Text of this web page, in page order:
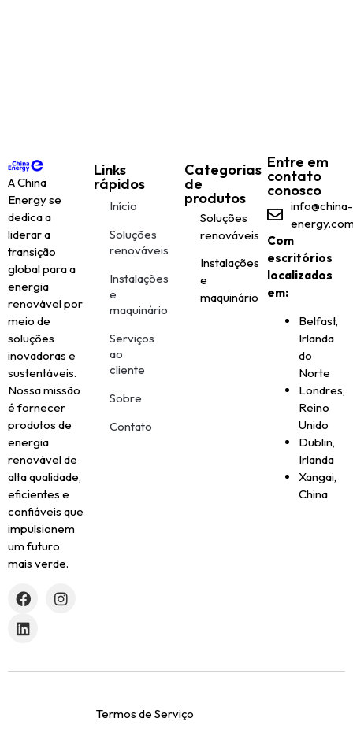
A China
Energy se
dedica a
liderar a
transição
global para a
energia
renovável por
meio de
soluções
inovadoras e
sustentáveis.
Nossa missão
é fornecer
produtos de
energia
renovável de
alta qualidade,
eficientes e
confiáveis que
impulsionem
um futuro
mais verde.
Links
rápidos
Início
Soluções
renováveis
Instalações
e
maquinário
Serviços
ao
cliente
Sobre
Contato
Categorias
de
produtos
Soluções
renováveis
Instalações
e
maquinário
Entre em
contato
conosco
info@china-
Com
escritórios
localizados
em:
Belfast,
Irlanda
do
Norte
Londres,
Reino
Unido
Dublin,
Irlanda
Xangai,
China
Termos de Serviço